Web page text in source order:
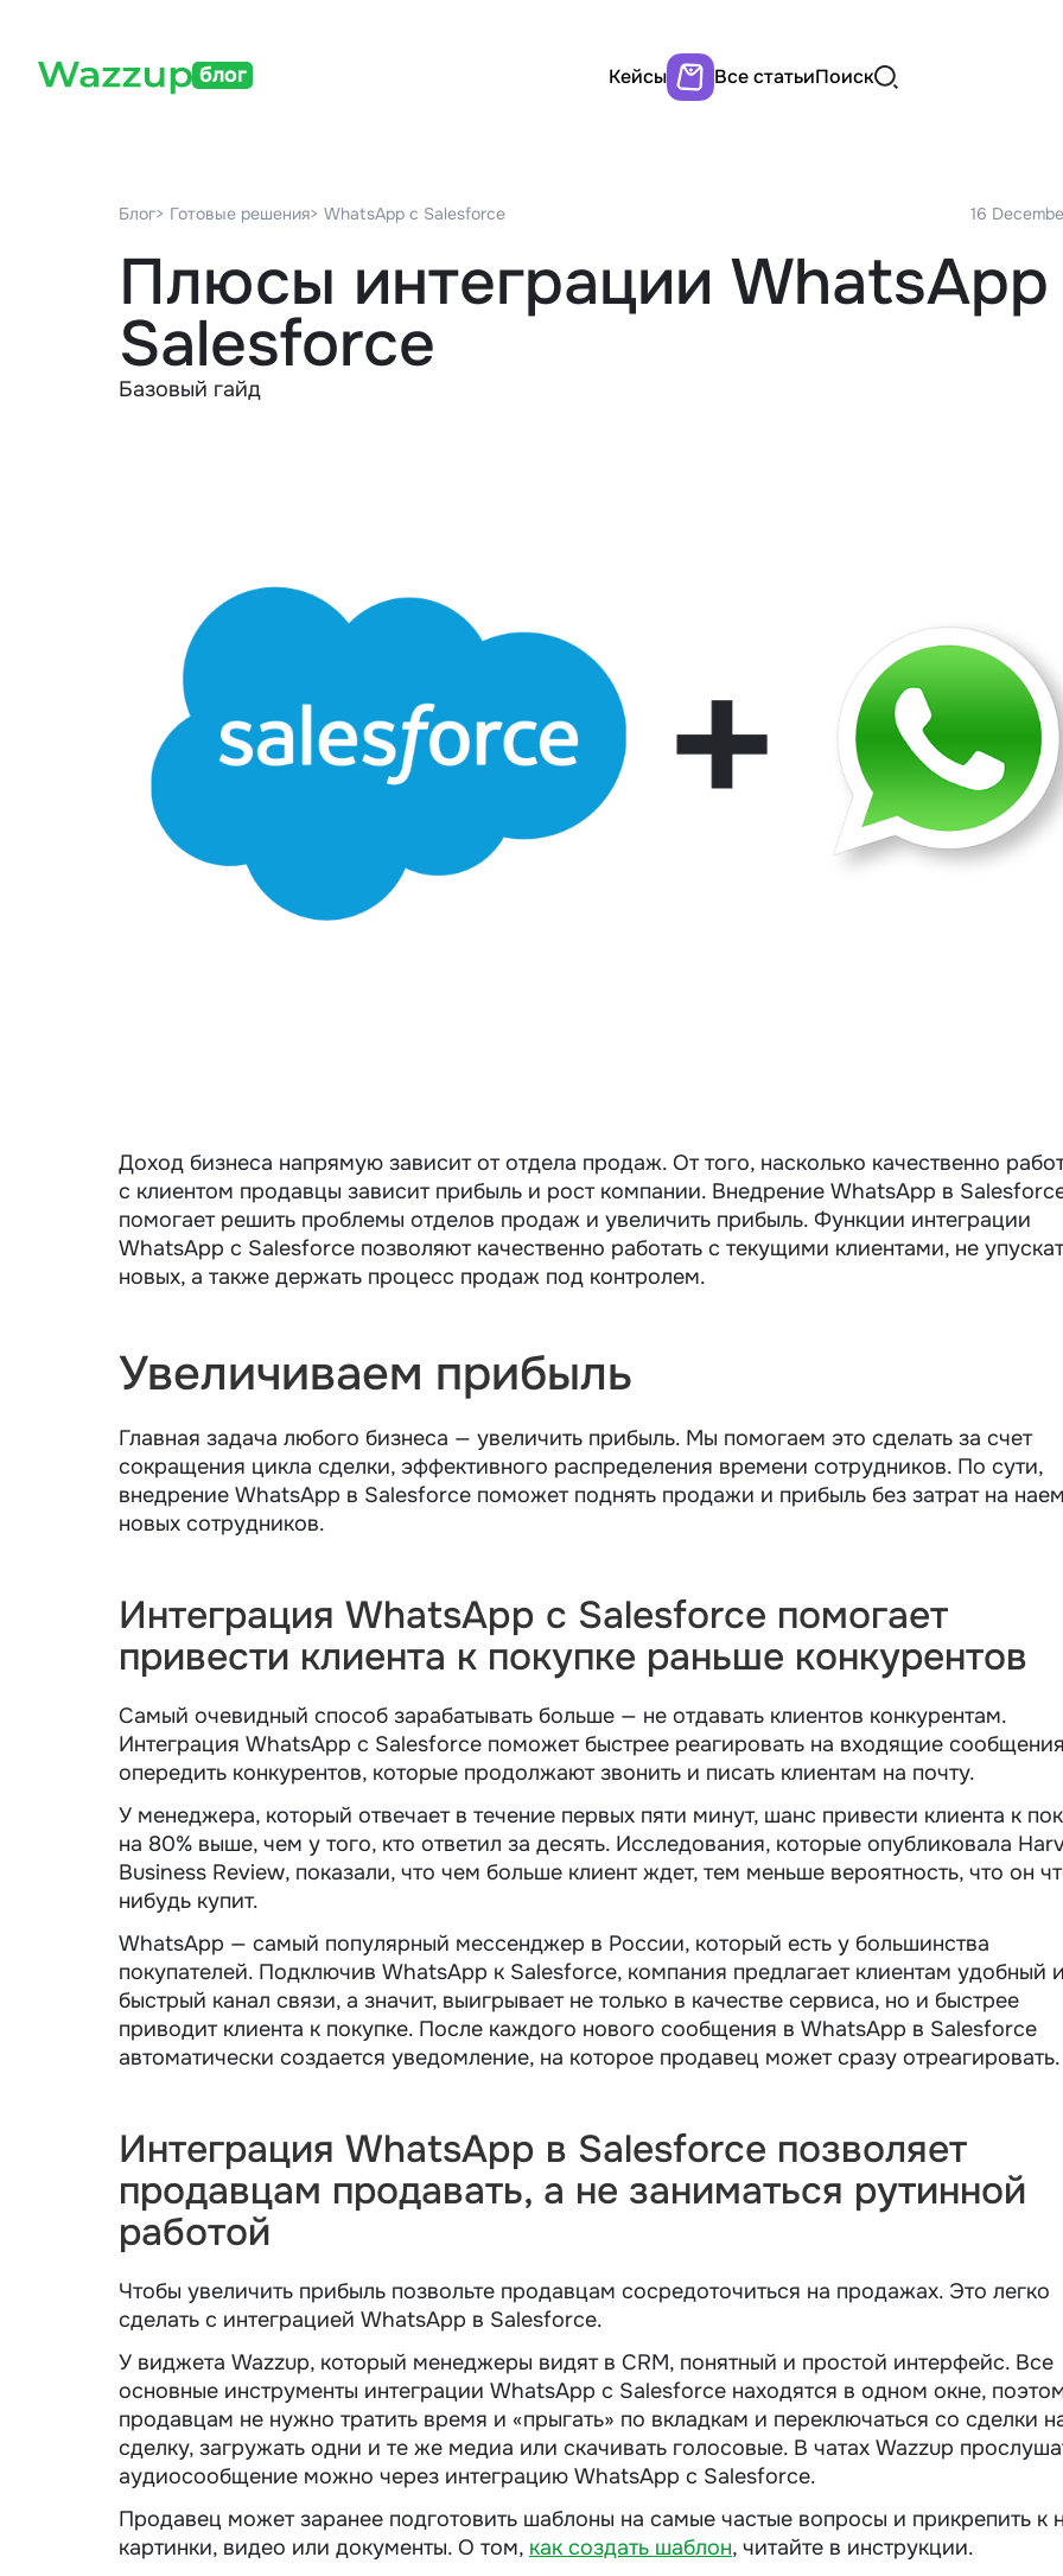
блог Кейсы Все статьиПоиск
Блог> Готовые решения> WhatsApp с Salesforce 16
Плюсы интеграции WhatsApp
Salesforce
Базовый гайд
Доход бизнеса напрямую зависит от отдела продаж. От того, насколько качественно
с клиентом продавцы зависит прибыль и рост компании. Внедрение WhatsApp в
помогает решить проблемы отделов продаж и увеличить прибыль. Функции интеграции
WhatsApp с Salesforce позволяют качественно работать с текущими клиентами, не
новых, а также держать процесс продаж под контролем.
Увеличиваем прибыль
Главная задача любого бизнеса — увеличить прибыль. Мы помогаем это сделать за счет
сокращения цикла сделки, эффективного распределения времени сотрудников. По сути,
внедрение WhatsApp в Salesforce поможет поднять продажи и прибыль без затрат на наем
новых сотрудников.
Интеграция WhatsApp с Salesforce помогает
привести клиента к покупке раньше конкурентов
Самый очевидный способ зарабатывать больше — не отдавать клиентов конкурентам.
Интеграция WhatsApp с Salesforce поможет быстрее реагировать на входящие
опередить конкурентов, которые продолжают звонить и писать клиентам на почту.
У менеджера, который отвечает в течение первых пяти минут, шанс привести клиента к
на 80% выше, чем у того, кто ответил за десять. Исследования, которые опубликовала
Business Review, показали, что чем больше клиент ждет, тем меньше вероятность, что он
нибудь купит.
WhatsApp — самый популярный мессенджер в России, который есть у большинства
покупателей. Подключив WhatsApp к Salesforce, компания предлагает клиентам удобный и
быстрый канал связи, а значит, выигрывает не только в качестве сервиса, но и быстрее
приводит клиента к покупке. После каждого нового сообщения в WhatsApp в Salesforce
автоматически создается уведомление, на которое продавец может сразу отреагировать.
Интеграция WhatsApp в Salesforce позволяет
продавцам продавать, а не заниматься рутинной
работой
Чтобы увеличить прибыль позвольте продавцам сосредоточиться на продажах. Это легко
сделать с интеграцией WhatsApp в Salesforce.
У виджета Wazzup, который менеджеры видят в CRM, понятный и простой интерфейс. Все
основные инструменты интеграции WhatsApp с Salesforce находятся в одном окне,
продавцам не нужно тратить время и «прыгать» по вкладкам и переключаться со сделки
сделку, загружать одни и те же медиа или скачивать голосовые. В чатах Wazzup
аудиосообщение можно через интеграцию WhatsApp с Salesforce.
Продавец может заранее подготовить шаблоны на самые частые вопросы и прикрепить к
картинки, видео или документы. О том, как создать шаблон, читайте в инструкции.